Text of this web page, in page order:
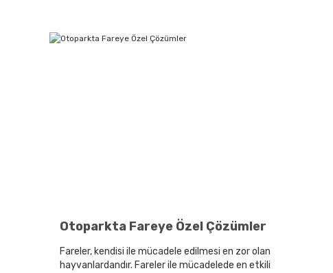
Otoparkta Fareye Özel Çözümler
Fareler, kendisi ile mücadele edilmesi en zor olan
hayvanlardandır. Fareler ile mücadelede en etkili